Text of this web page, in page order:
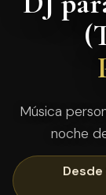
Música
noche
Desde